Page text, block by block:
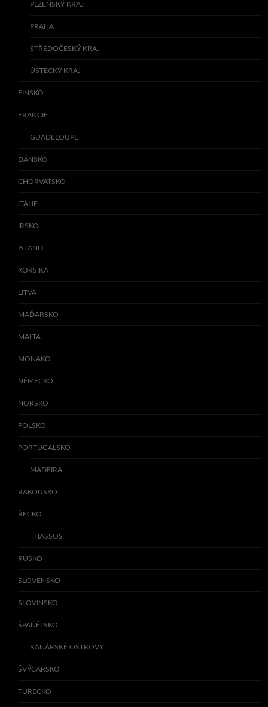
PLZEŇSKÝ KRAJ
PRAHA
STŘEDOČESKÝ KRAJ
ÚSTECKÝ KRAJ
FINSKO
FRANCIE
GUADELOUPE
DÁNSKO
CHORVATSKO
ITÁLIE
IRSKO
ISLAND
KORSIKA
LITVA
MAĎARSKO
MALTA
MONAKO
NĚMECKO
NORSKO
POLSKO
PORTUGALSKO
MADEIRA
RAKOUSKO
ŘECKO
THASSOS
RUSKO
SLOVENSKO
SLOVINSKO
ŠPANĚLSKO
KANÁRSKÉ OSTROVY
ŠVÝCARSKO
TURECKO